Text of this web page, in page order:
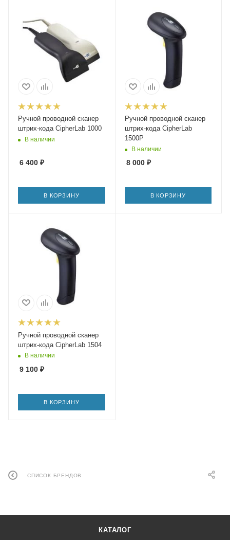
Ручной проводной сканер
штрих-кода CipherLab 1000
В наличии
6 400 ₽
В КОРЗИНУ
Ручной проводной сканер
штрих-кода CipherLab
1500P
В наличии
8 000₽
В КОРЗИНУ
Ручной проводной сканер
штрих-кода CipherLab 1504
В наличии
9 100 ₽
В КОРЗИНУ
СПИСОК БРЕНДОВ
КАТАЛОГ